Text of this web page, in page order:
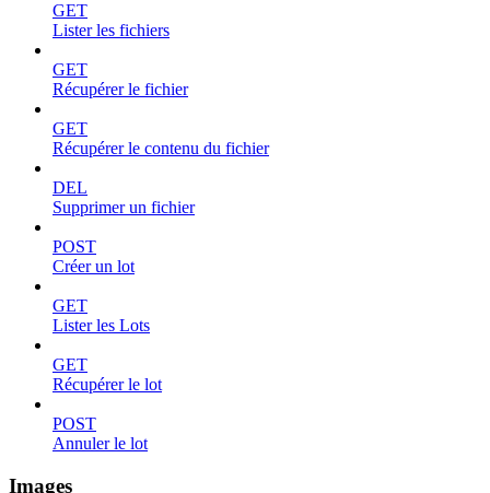
GET
Lister les fichiers
GET
Récupérer le fichier
GET
Récupérer le contenu du fichier
DEL
Supprimer un fichier
POST
Créer un lot
GET
Lister les Lots
GET
Récupérer le lot
POST
Annuler le lot
Images